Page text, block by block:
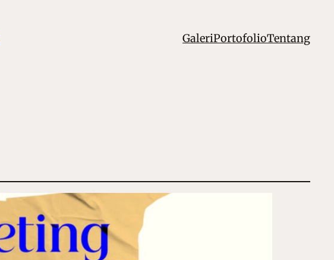
GaleriPortofolioTentang